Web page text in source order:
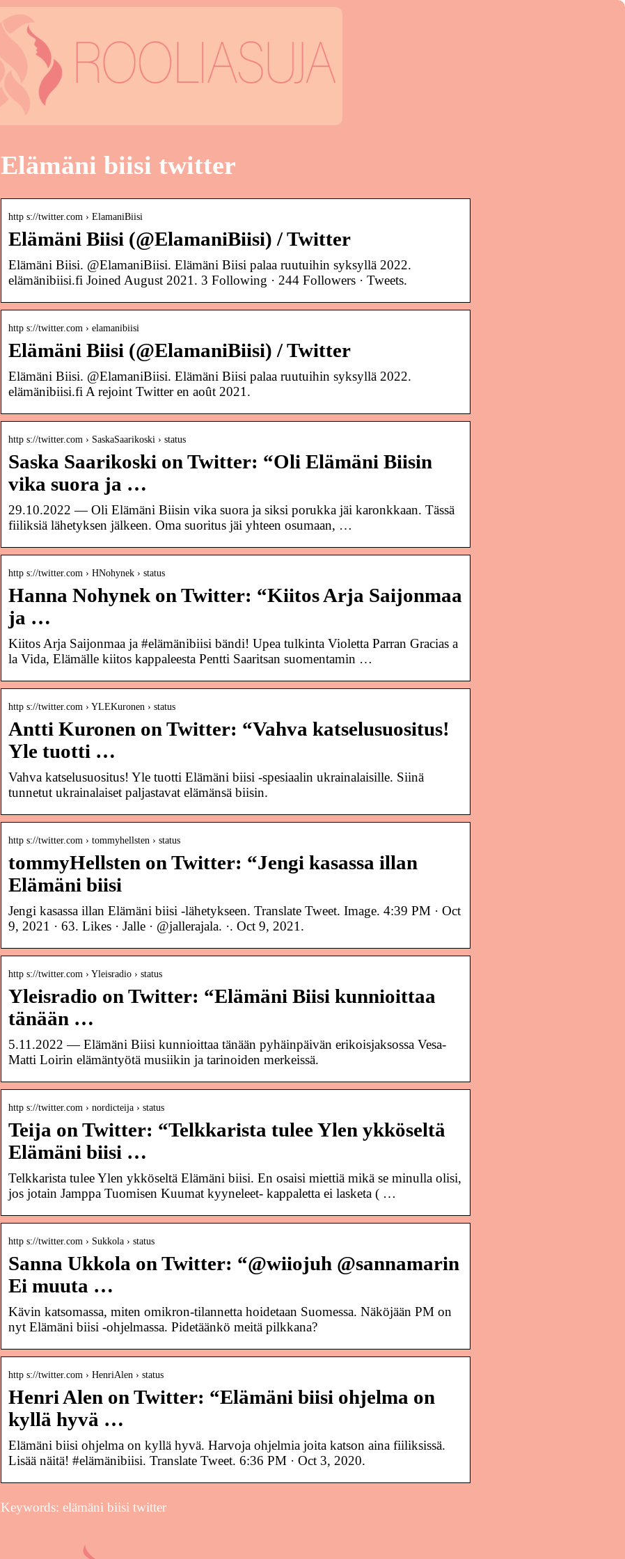
Elämäni biisi twitter
http s://twitter.com › ElamaniBiisi
Elämäni Biisi (@ElamaniBiisi) / Twitter
Elämäni Biisi. @ElamaniBiisi. Elämäni Biisi palaa ruutuihin syksyllä 2022.
elämänibiisi.fi Joined August 2021. 3 Following · 244 Followers · Tweets.
http s://twitter.com › elamanibiisi
Elämäni Biisi (@ElamaniBiisi) / Twitter
Elämäni Biisi. @ElamaniBiisi. Elämäni Biisi palaa ruutuihin syksyllä 2022.
elämänibiisi.fi A rejoint Twitter en août 2021.
http s://twitter.com › SaskaSaarikoski › status
Saska Saarikoski on Twitter: “Oli Elämäni Biisin
vika suora ja …
29.10.2022 — Oli Elämäni Biisin vika suora ja siksi porukka jäi karonkkaan. Tässä
fiiliksiä lähetyksen jälkeen. Oma suoritus jäi yhteen osumaan, …
http s://twitter.com › HNohynek › status
Hanna Nohynek on Twitter: “Kiitos Arja Saijonmaa
ja …
Kiitos Arja Saijonmaa ja #elämänibiisi bändi! Upea tulkinta Violetta Parran Gracias a
la Vida, Elämälle kiitos kappaleesta Pentti Saaritsan suomentamin …
http s://twitter.com › YLEKuronen › status
Antti Kuronen on Twitter: “Vahva katselusuositus!
Yle tuotti …
Vahva katselusuositus! Yle tuotti Elämäni biisi -spesiaalin ukrainalaisille. Siinä
tunnetut ukrainalaiset paljastavat elämänsä biisin.
http s://twitter.com › tommyhellsten › status
tommyHellsten on Twitter: “Jengi kasassa illan
Elämäni biisi
Jengi kasassa illan Elämäni biisi -lähetykseen. Translate Tweet. Image. 4:39 PM · Oct
9, 2021 · 63. Likes · Jalle · @jallerajala. ·. Oct 9, 2021.
http s://twitter.com › Yleisradio › status
Yleisradio on Twitter: “Elämäni Biisi kunnioittaa
tänään …
5.11.2022 — Elämäni Biisi kunnioittaa tänään pyhäinpäivän erikoisjaksossa Vesa-
Matti Loirin elämäntyötä musiikin ja tarinoiden merkeissä.
http s://twitter.com › nordicteija › status
Teija on Twitter: “Telkkarista tulee Ylen ykköseltä
Elämäni biisi …
Telkkarista tulee Ylen ykköseltä Elämäni biisi. En osaisi miettiä mikä se minulla olisi,
jos jotain Jamppa Tuomisen Kuumat kyyneleet- kappaletta ei lasketa ( …
http s://twitter.com › Sukkola › status
Sanna Ukkola on Twitter: “@wiiojuh @sannamarin
Ei muuta …
Kävin katsomassa, miten omikron-tilannetta hoidetaan Suomessa. Näköjään PM on
nyt Elämäni biisi -ohjelmassa. Pidetäänkö meitä pilkkana?
http s://twitter.com › HenriAlen › status
Henri Alen on Twitter: “Elämäni biisi ohjelma on
kyllä hyvä …
Elämäni biisi ohjelma on kyllä hyvä. Harvoja ohjelmia joita katson aina fiiliksissä.
Lisää näitä! #elämänibiisi. Translate Tweet. 6:36 PM · Oct 3, 2020.
Keywords: elämäni biisi twitter